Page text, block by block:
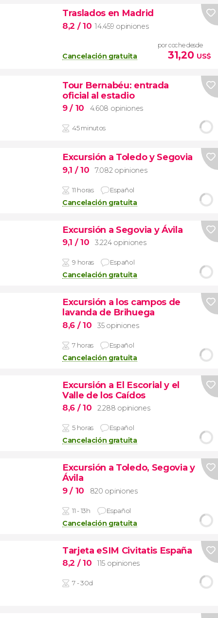
Traslados en Madrid
8,2 / 10 14.459 opiniones
Cancelación gratuita
por coche desde
31,20 US$
Tour Bernabéu: entrada
oficial al estadio
9/ 10 4.608 opiniones
45 minutos
Excursión a Toledo y Segovia
9,1 / 10 7.082 opiniones
11 horas Español
Cancelación gratuita
Excursión a Segovia y Ávila
9,1 / 10 3.224 opiniones
9 horas Español
Cancelación gratuita
Excursión a los campos de
lavanda de Brihuega
8,6 / 10 35 opiniones
7 horas Español
Cancelación gratuita
Excursión a El Escorial y el
Valle de los Caídos
8,6 / 10 2.288 opiniones
5 horas Español
Cancelación gratuita
Excursión a Toledo, Segovia y
Ávila
9/ 10 820 opiniones
11 - 13h Español
Cancelación gratuita
Tarjeta eSIM Civitatis España
8,2 / 10 115 opiniones
7 - 30d